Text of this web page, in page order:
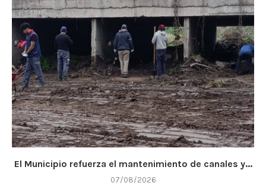
El Municipio refuerza el mantenimiento de canales y...
07/08/2026